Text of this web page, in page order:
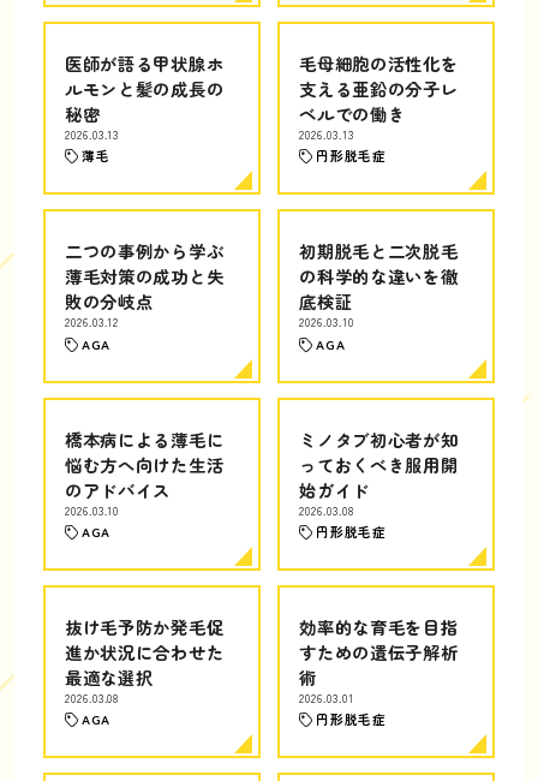
医師が語る甲状腺ホ
ルモンと髪の成長の
秘密
2026.03.13
薄毛
毛母細胞の活性化を
支える亜鉛の分子レ
ベルでの働き
2026.03.13
円形脱毛症
二つの事例から学ぶ
薄毛対策の成功と失
敗の分岐点
2026.03.12
AGA
初期脱毛と二次脱毛
の科学的な違いを徹
底検証
2026.03.10
AGA
橋本病による薄毛に
悩む方へ向けた生活
のアドバイス
2026.03.10
AGA
ミノタブ初心者が知
っておくべき服用開
始ガイド
2026.03.08
円形脱毛症
抜け毛予防か発毛促
進か状況に合わせた
最適な選択
2026.03.08
AGA
効率的な育毛を目指
すための遺伝子解析
術
2026.03.01
円形脱毛症